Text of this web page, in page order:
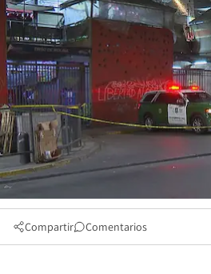
Compartir Comentarios